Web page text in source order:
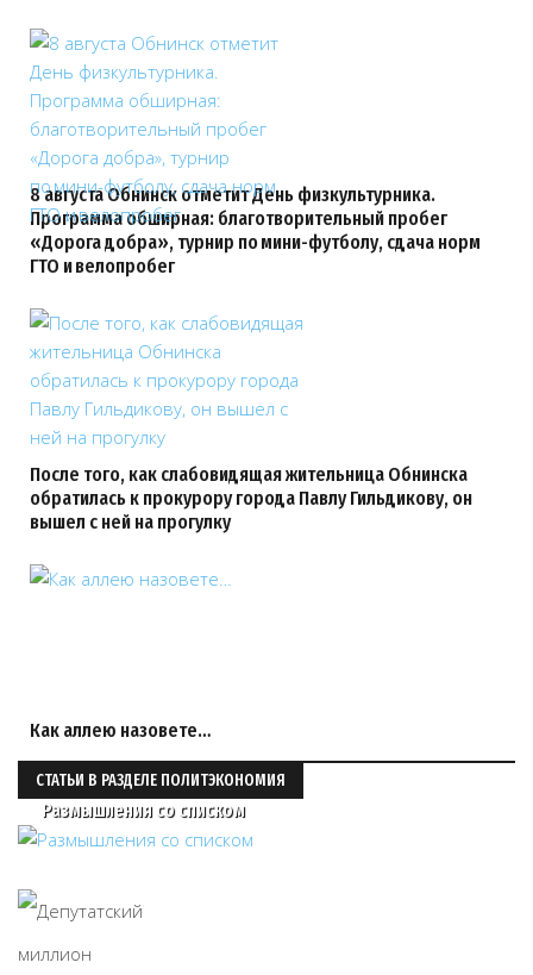
8 августа Обнинск отметит День физкультурника.
Программа обширная: благотворительный пробег
«Дорога добра», турнир по мини-футболу, сдача норм
ГТО и велопробег
После того, как слабовидящая жительница Обнинска
обратилась к прокурору города Павлу Гильдикову, он
вышел с ней на прогулку
Как аллею назовете…
СТАТЬИ В РАЗДЕЛЕ ПОЛИТЭКОНОМИЯ
Размышления со списком